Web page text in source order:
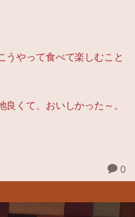
うやって食べて楽しむこと
くて、おいしかった～。
0